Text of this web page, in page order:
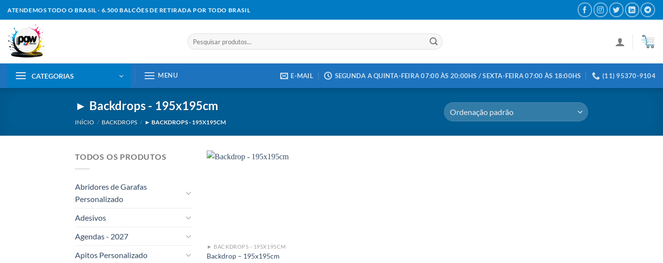
to
content
ATENDEMOS TODO O BRASIL - 6.500 BALCÕES DE RETIRADA POR TODO BRASIL
Pesquisar
por:
CATEGORIAS MENU E-MAIL SEGUNDA A QUINTA-FEIRA 07:00 ÀS 20:00HS / SEXTA-FEIRA 07:00 ÀS 18:00HS (11) 95370-9104
► Backdrops - 195x195cm
INÍCIO / BACKDROPS / ► BACKDROPS - 195X195CM
TODOS OS PRODUTOS
Abridores de Garafas
Personalizado
Adesivos
Agendas - 2027
Apitos Personalizado
► BACKDROPS - 195X195CM
Backdrop – 195x195cm